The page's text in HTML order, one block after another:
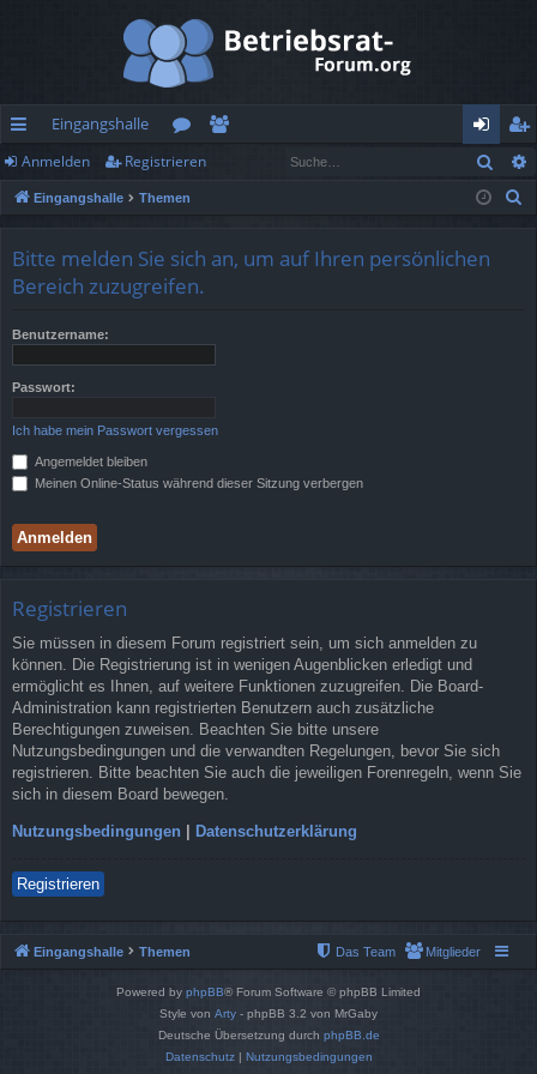
ch
ne
ug
f
Eingangshalle
or
en
n
m
eg
ist
Anmelden Registrieren
Eingangshalle Themen
Bitte melden Sie sich an, um auf Ihren persönlichen
Bereich zuzugreifen.
Benutzername:
Passwort:
Ich habe mein Passwort vergessen
Angemeldet bleiben
Meinen Online-Status während dieser Sitzung verbergen
Registrieren
Sie müssen in diesem Forum registriert sein, um sich anmelden zu
können. Die Registrierung ist in wenigen Augenblicken erledigt und
ermöglicht es Ihnen, auf weitere Funktionen zuzugreifen. Die Board-
Administration kann registrierten Benutzern auch zusätzliche
Berechtigungen zuweisen. Beachten Sie bitte unsere
Nutzungsbedingungen und die verwandten Regelungen, bevor Sie sich
registrieren. Bitte beachten Sie auch die jeweiligen Forenregeln, wenn Sie
sich in diesem Board bewegen.
Nutzungsbedingungen | Datenschutzerklärung
Registrieren
Eingangshalle Themen Mitglieder
Das Team
Powered by phpBB® Forum Software © phpBB Limited
Style von Arty - phpBB 3.2 von MrGaby
Deutsche Übersetzung durch phpBB.de
Datenschutz| Nutzungsbedingungen